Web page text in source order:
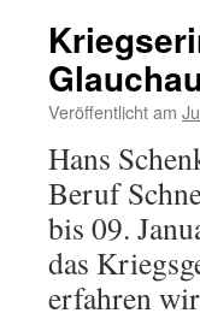
Veröffentlicht am
Hans
Beruf
bis 09.
das
erfahren